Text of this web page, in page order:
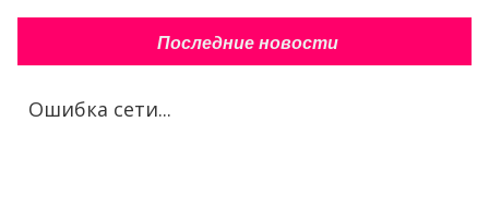
Последние новости
Ошибка сети...